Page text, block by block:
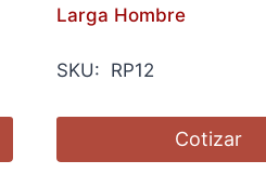
Larga Hombre
SKU: RP12
Cotizar